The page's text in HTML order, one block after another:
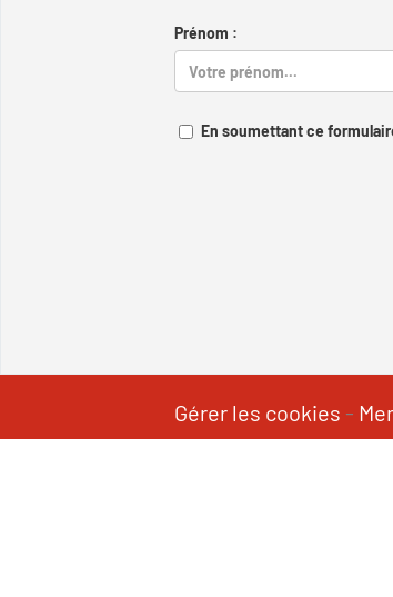
Prénom :
En soumettant ce
Gérer les cookies -